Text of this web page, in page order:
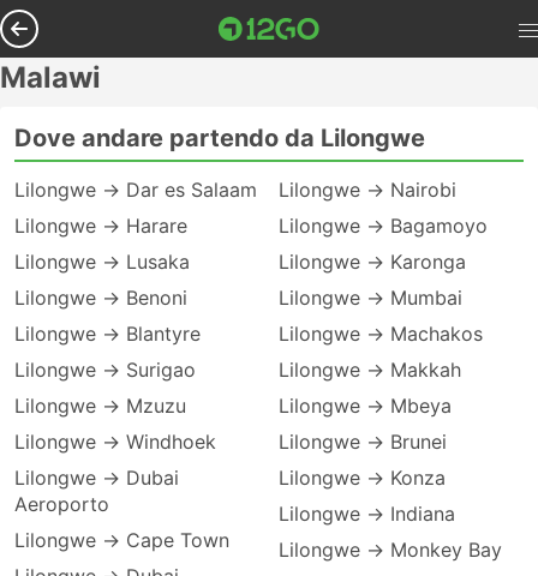
Malawi
Dove andare partendo da Lilongwe
Lilongwe → Dar es Salaam
Lilongwe → Harare
Lilongwe → Lusaka
Lilongwe → Benoni
Lilongwe → Blantyre
Lilongwe → Surigao
Lilongwe → Mzuzu
Lilongwe → Windhoek
Lilongwe → Dubai
Aeroporto
Lilongwe → Cape Town
Lilongwe → Nairobi
Lilongwe → Bagamoyo
Lilongwe → Karonga
Lilongwe → Mumbai
Lilongwe → Machakos
Lilongwe → Makkah
Lilongwe → Mbeya
Lilongwe → Brunei
Lilongwe → Konza
Lilongwe → Indiana
Lilongwe → Monkey Bay